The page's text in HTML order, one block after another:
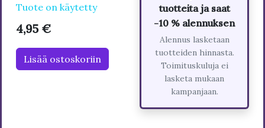
Tuote on käytetty
4,95 €
Lisää ostoskoriin
tuotteita ja saat
-10 % alennuksen
Alennus lasketaan
tuotteiden hinnasta.
Toimituskuluja ei
lasketa mukaan
kampanjaan.